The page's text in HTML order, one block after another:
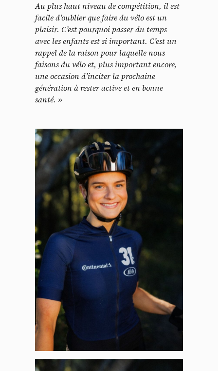
Au plus haut niveau de compétition, il est
facile d’oublier que faire du vélo est un
plaisir. C’est pourquoi passer du temps
avec les enfants est si important. C’est un
rappel de la raison pour laquelle nous
faisons du vélo et, plus important encore,
une occasion d’inciter la prochaine
génération à rester active et en bonne
santé. »
Panneau de gestion des
cookies
En autorisant ces services tiers, vous acceptez le dépôt et la
lecture de cookies et l'utilisation de technologies de suivi
nécessaires à leur bon fonctionnement.
Politique de confidentialité
Tout accepter Tout refuser
Vidéos
Les services de partage de vidéo permettent d'enrichir
le site de contenu multimédia et augmentent sa